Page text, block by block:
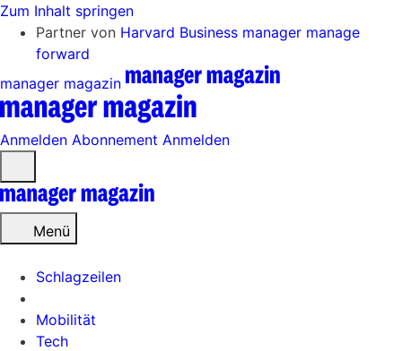
Zum Inhalt springen
Partner von Harvard Business manager manage
forward
manager magazin
Anmelden Abonnement Anmelden
öffnen
Menü
Schlagzeilen
Mobilität
Tech